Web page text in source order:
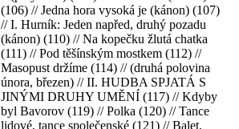
(106) // Jedna hora vysoká je (kánon) (107)
// I. Hurník: Jeden napřed, druhý pozadu
(kánon) (110) // Na kopečku žlutá chatka
(111) // Pod těšínským mostkem (112) //
Masopust držíme (114) // (druhá polovina
února, březen) // II. HUDBA SPJATÁ S
JINÝMI DRUHY UMĚNÍ (117) // Kdyby
byl Bavorov (119) // Polka (120) // Tance
lidové, tance společenské (121) // Balet,